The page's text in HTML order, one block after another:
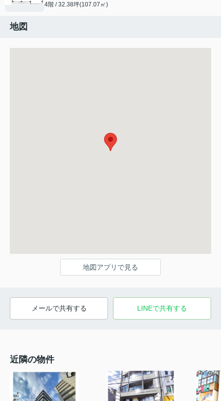
4階 / 32.38坪(107.07㎡)
地図
地図アプリで見る
メールで共有する LINEで共有する
近隣の物件